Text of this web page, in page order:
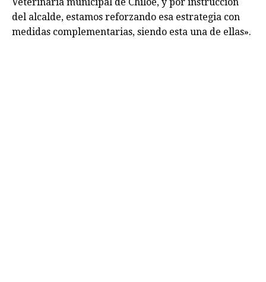
del alcalde, estamos reforzando esa estrategia con
medidas complementarias, siendo esta una de ellas».